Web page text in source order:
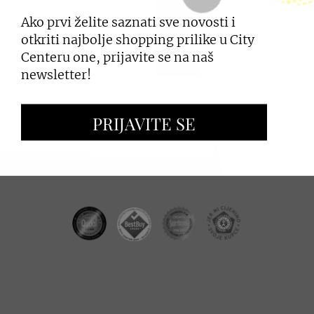
PRIJAVI SE
ZAKUP PROSTORA
OGLAŠAVANJE I PROMOCIJE
Ako prvi želite saznati sve novosti i
otkriti najbolje shopping prilike u City
Centeru one, prijavite se na naš
newsletter!
PRIJAVITE SE